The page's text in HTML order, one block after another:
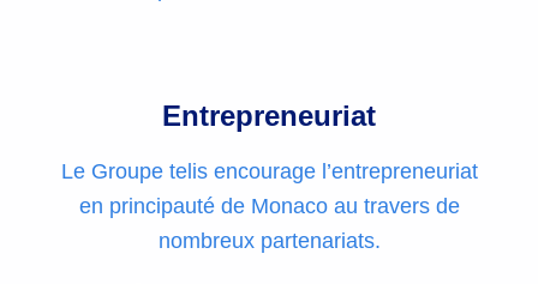
Entrepreneuriat
Le Groupe telis encourage l’entrepreneuriat
en principauté de Monaco au travers de
nombreux partenariats.